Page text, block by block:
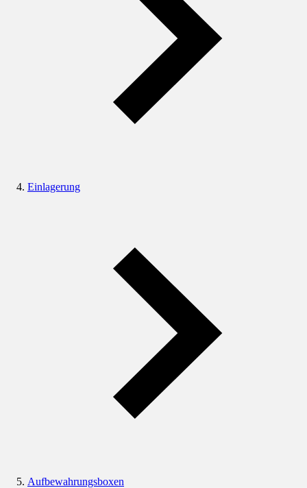
Einlagerung
Aufbewahrungsboxen